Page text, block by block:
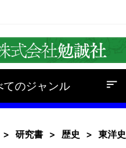
てのジャンル
研究書 歴史 東洋史